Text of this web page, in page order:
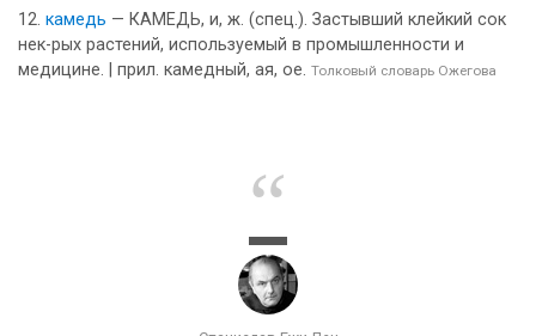
камедь — КАМЕДЬ, и, ж. (спец.). Застывший клейкий сок
нек-рых растений, используемый в промышленности и
медицине. | прил. камедный, ая, ое. Толковый словарь Ожегова